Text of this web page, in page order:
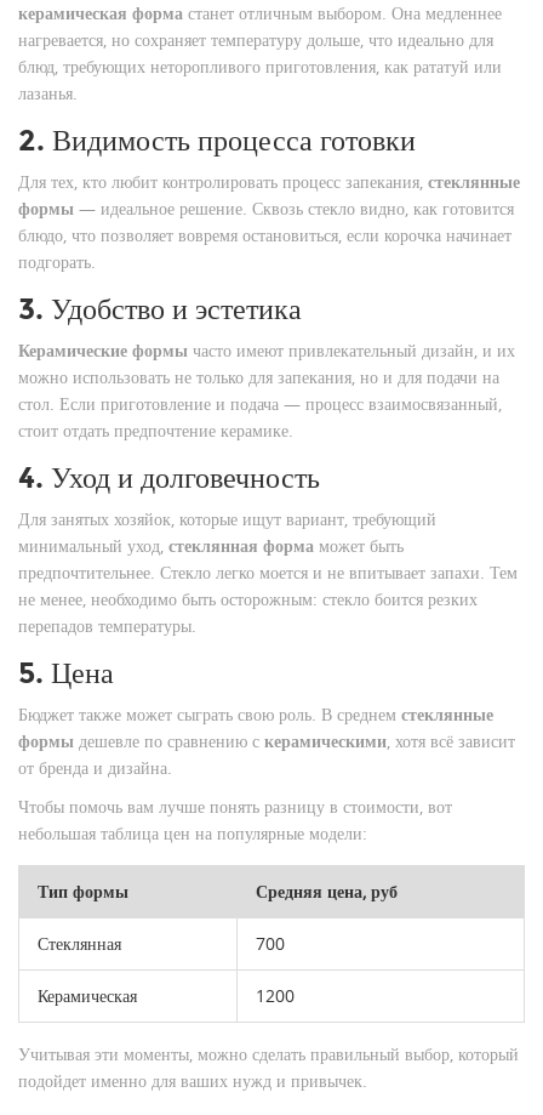
керамическая форма станет отличным выбором. Она медленнее
нагревается, но сохраняет температуру дольше, что идеально для
блюд, требующих неторопливого приготовления, как рататуй или
лазанья.
2. Видимость процесса готовки
Для тех, кто любит контролировать процесс запекания, стеклянные
формы — идеальное решение. Сквозь стекло видно, как готовится
блюдо, что позволяет вовремя остановиться, если корочка начинает
подгорать.
3. Удобство и эстетика
Керамические формы часто имеют привлекательный дизайн, и их
можно использовать не только для запекания, но и для подачи на
стол. Если приготовление и подача — процесс взаимосвязанный,
стоит отдать предпочтение керамике.
4. Уход и долговечность
Для занятых хозяйок, которые ищут вариант, требующий
минимальный уход, стеклянная форма может быть
предпочтительнее. Стекло легко моется и не впитывает запахи. Тем
не менее, необходимо быть осторожным: стекло боится резких
перепадов температуры.
5. Цена
Бюджет также может сыграть свою роль. В среднем стеклянные
формы дешевле по сравнению с керамическими, хотя всё зависит
от бренда и дизайна.
Чтобы помочь вам лучше понять разницу в стоимости, вот
небольшая таблица цен на популярные модели:
Тип формы Средняя цена, руб
Стеклянная 700
Керамическая 1200
Учитывая эти моменты, можно сделать правильный выбор, который
подойдет именно для ваших нужд и привычек.